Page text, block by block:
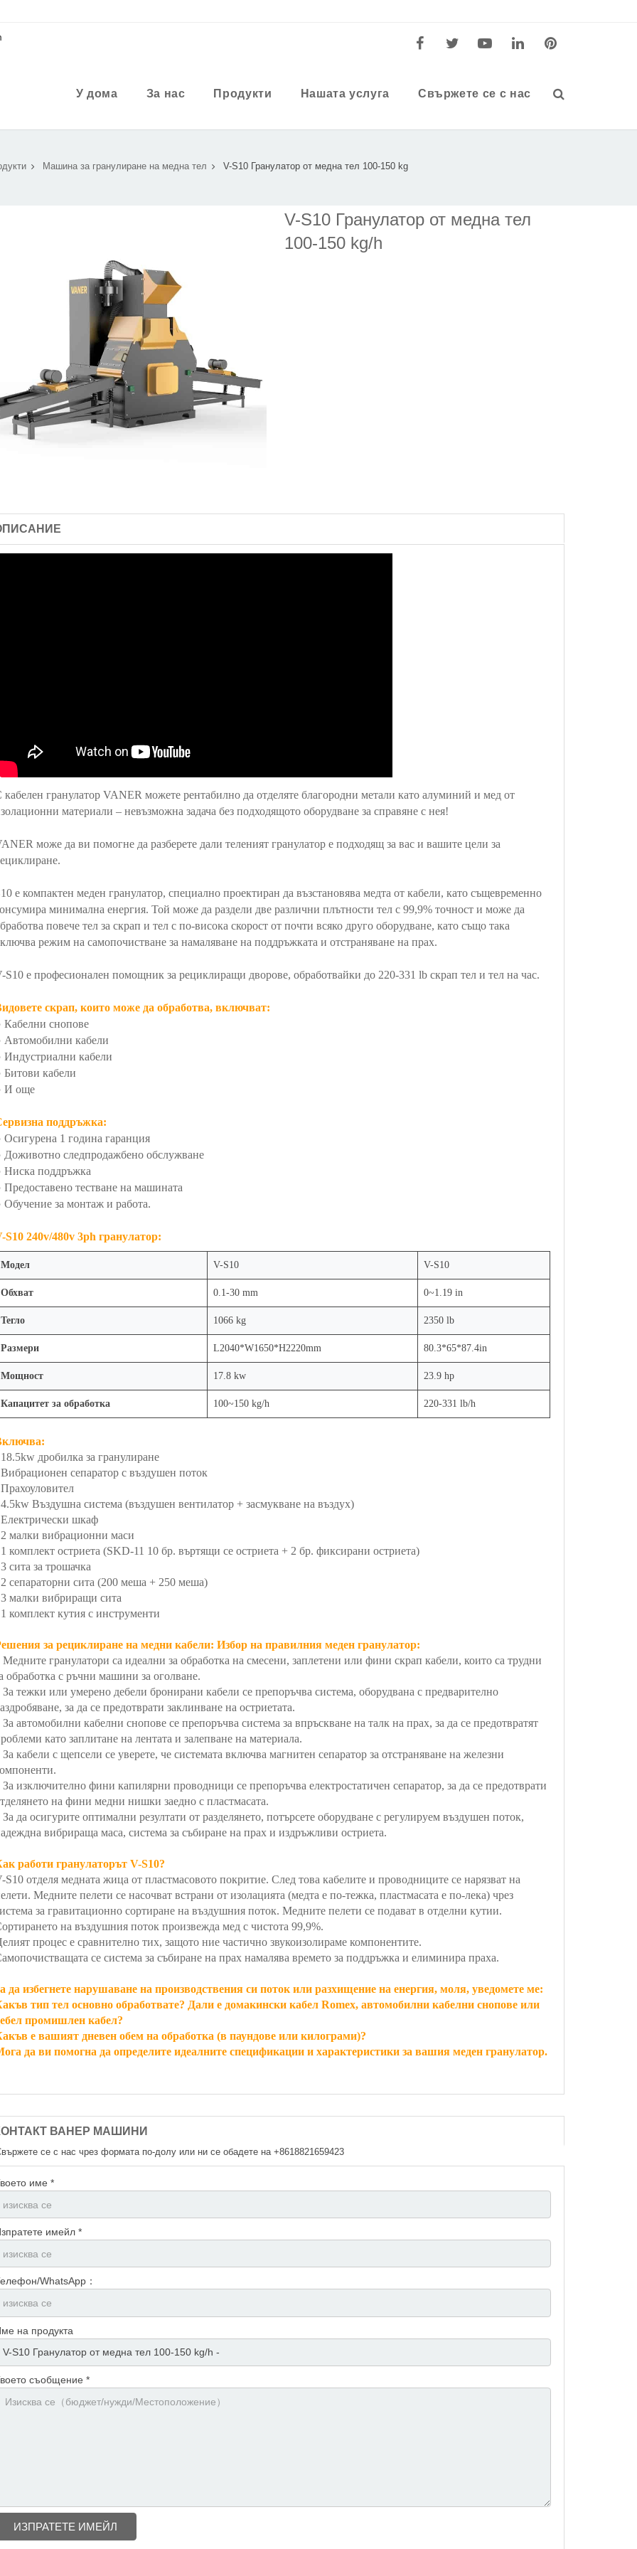
У дома За нас Продукти Нашата услуга Свържете се с нас
Машина за гранулиране на медна тел V-S10 Гранулатор от медна тел 100-150 kg
V-S10 Гранулатор от медна тел
100-150 kg/h
кабелен гранулатор VANER можете рентабилно да отделяте благородни метали като алуминий и мед от
материали – невъзможна задача без подходящото оборудване за справяне с нея!
ANER може да ви помогне да разберете дали теленият гранулатор е подходящ за вас и вашите цели за
е компактен меден гранулатор, специално проектиран да възстановява медта от кабели, като същевременно
минимална енергия. Той може да раздели две различни плътности тел с 99,9% точност и може да
повече тел за скрап и тел с по-висока скорост от почти всяко друго оборудване, като също така
режим на самопочистване за намаляване на поддръжката и отстраняване на прах.
S10 е професионален помощник за рециклиращи дворове, обработвайки до 220-331 lb скрап тел и тел на час.
скрап, които може да обработва, включват:
Кабелни снопове
Автомобилни кабели
Индустриални кабели
Битови кабели
И още
поддръжка:
Осигурена 1 година гаранция
Доживотно следпродажбено обслужване
Ниска поддръжка
Предоставено тестване на машината
Обучение за монтаж и работа.
S10 240v/480v 3ph гранулатор:
Модел V-S10 V-S10
Обхват 0.1-30 mm 0~1.19 in
Тегло 1066 kg 2350 lb
Размери L2040*W1650*H2220mm 80.3*65*87.4in
Мощност 17.8 kw 23.9 hp
Капацитет за обработка 100~150 kg/h 220-331 lb/h
дробилка за гранулиране
сепаратор с въздушен поток
Въздушна система (въздушен вентилатор + засмукване на въздух)
шкаф
малки вибрационни маси
комплект остриета (SKD-11 10 бр. въртящи се остриета + 2 бр. фиксирани остриета)
сита за трошачка
сепараторни сита (200 меша + 250 меша)
малки вибриращи сита
комплект кутия с инструменти
за рециклиране на медни кабели: Избор на правилния меден гранулатор:
гранулатори са идеални за обработка на смесени, заплетени или фини скрап кабели, които са трудни
обработка с ръчни машини за оголване.
тежки или умерено дебели бронирани кабели се препоръчва система, оборудвана с предварително
за да се предотврати заклинване на остриетата.
автомобилни кабелни снопове се препоръчва система за впръскване на талк на прах, за да се предотвратят
като заплитане на лентата и залепване на материала.
кабели с щепсели се уверете, че системата включва магнитен сепаратор за отстраняване на железни
изключително фини капилярни проводници се препоръчва електростатичен сепаратор, за да се предотврати
на фини медни нишки заедно с пластмасата.
да осигурите оптимални резултати от разделянето, потърсете оборудване с регулируем въздушен поток,
вибрираща маса, система за събиране на прах и издръжливи остриета.
работи гранулаторът V-S10?
S10 отделя медната жица от пластмасовото покритие. След това кабелите и проводниците се нарязват на
Медните пелети се насочват встрани от изолацията (медта е по-тежка, пластмасата е по-лека) чрез
за гравитационно сортиране на въздушния поток. Медните пелети се подават в отделни кутии.
на въздушния поток произвежда мед с чистота 99,9%.
процес е сравнително тих, защото ние частично звукоизолираме компонентите.
се система за събиране на прах намалява времето за поддръжка и елиминира праха.
да избегнете нарушаване на производствения си поток или разхищение на енергия, моля, уведомете ме:
тип тел основно обработвате? Дали е домакински кабел Romex, автомобилни кабелни снопове или
промишлен кабел?
е вашият дневен обем на обработка (в паундове или килограми)?
да ви помогна да определите идеалните спецификации и характеристики за вашия меден гранулатор.
ВАНЕР МАШИНИ
се с нас чрез формата по-долу или ни се обадете на +8618821659423
име *
имейл *
WhatsApp：
на продукта
съобщение *
ИЗПРАТЕТЕ ИМЕЙЛ